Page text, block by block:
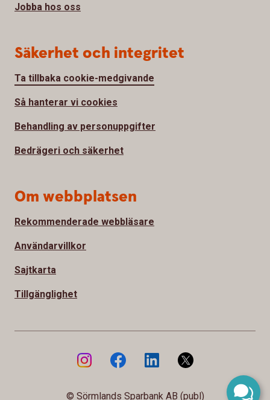
Jobba hos oss
Säkerhet och integritet
Ta tillbaka cookie-medgivande
Så hanterar vi cookies
Behandling av personuppgifter
Bedrägeri och säkerhet
Om webbplatsen
Rekommenderade webbläsare
Användarvillkor
Sajtkarta
Tillgänglighet
© Sörmlands Sparbank AB (publ)